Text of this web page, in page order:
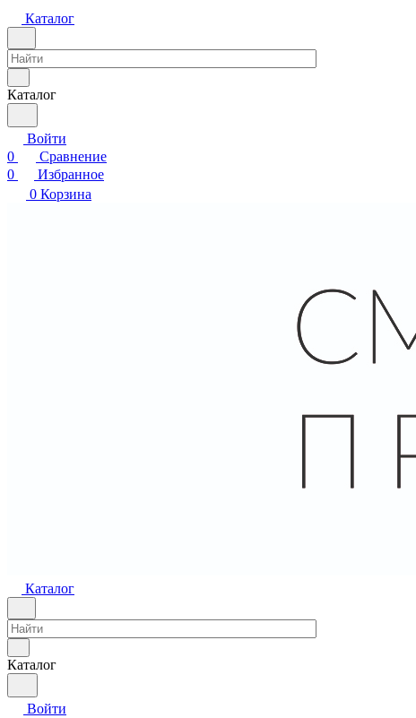
Каталог
Каталог
Войти
0
Сравнение
0
Избранное
0 Корзина
Каталог
Каталог
Войти